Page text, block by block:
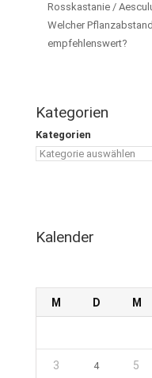
Rosskastanie /
Welcher
empfehlenswert?
Kategorien
Kategorien
Kalender
M D M
3 4 5